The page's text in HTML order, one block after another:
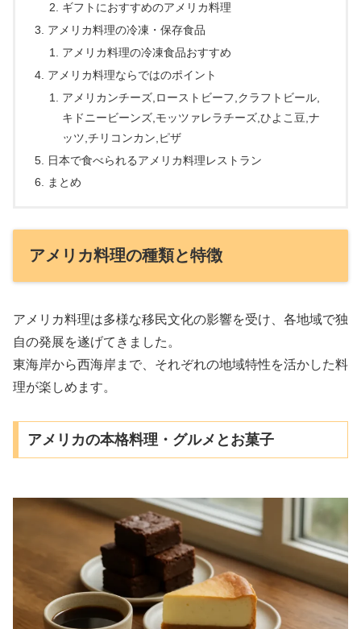
ギフトにおすすめのアメリカ料理
アメリカ料理の冷凍・保存食品
アメリカ料理の冷凍食品おすすめ
アメリカ料理ならではのポイント
アメリカンチーズ,ローストビーフ,クラフトビール,
キドニービーンズ,モッツァレラチーズ,ひよこ豆,ナ
ッツ,チリコンカン,ピザ
日本で食べられるアメリカ料理レストラン
まとめ
アメリカ料理の種類と特徴
アメリカ料理は多様な移民文化の影響を受け、各地域で独
自の発展を遂げてきました。
東海岸から西海岸まで、それぞれの地域特性を活かした料
理が楽しめます。
アメリカの本格料理・グルメとお菓子